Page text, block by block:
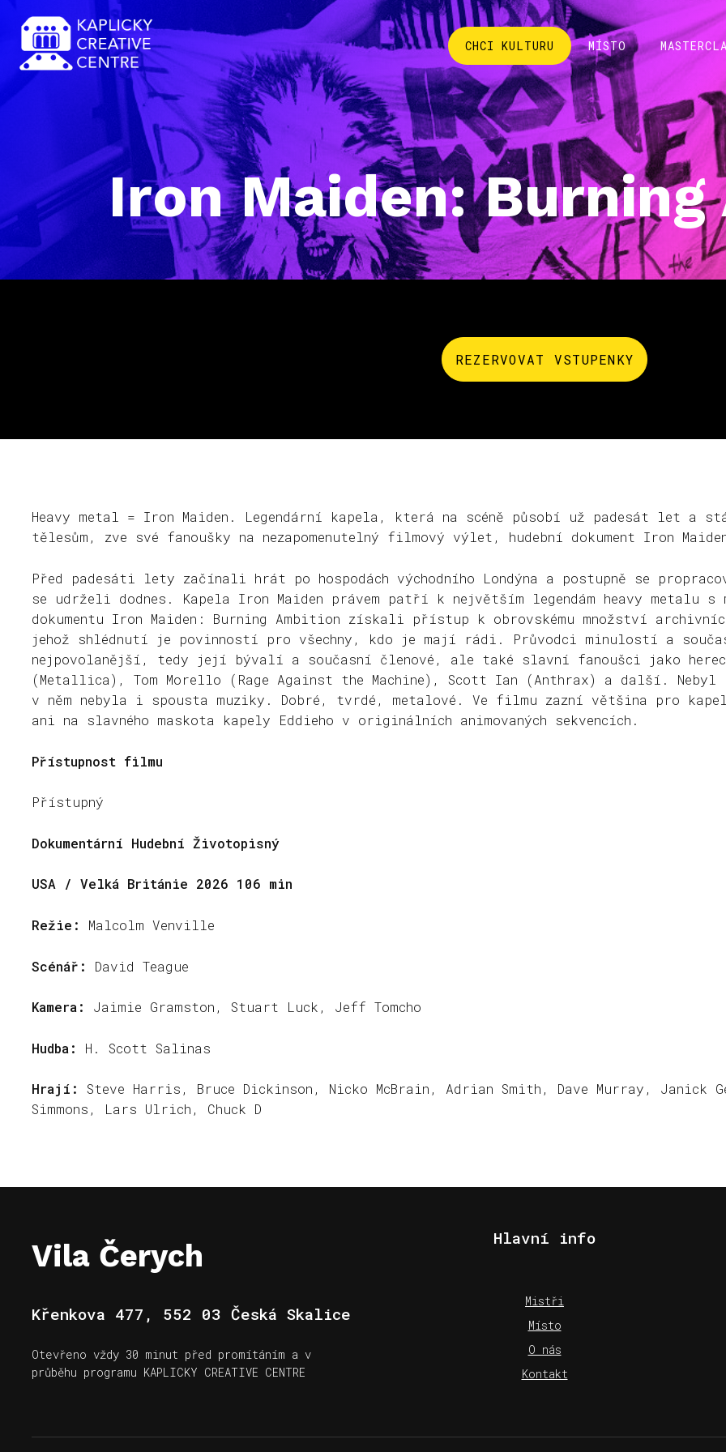
CHCI KULTURU MÍSTO
Iron Maiden:
REZERVOVAT VSTUPENKY
Heavy metal = Iron Maiden. Legendární kapela, která na scéně působí už padesát let a
tělesům, zve své fanoušky na nezapomenutelný filmový výlet, hudební dokument Iron
Před padesáti lety začínali hrát po hospodách východního Londýna a postupně se
se udrželi dodnes. Kapela Iron Maiden právem patří k největším legendám heavy metalu
dokumentu Iron Maiden: Burning Ambition získali přístup k obrovskému množství
jehož shlédnutí je povinností pro všechny, kdo je mají rádi. Průvodci minulostí a
nejpovolanější, tedy její bývalí a současní členové, ale také slavní fanoušci jako herec
(Metallica), Tom Morello (Rage Against the Machine), Scott Ian (Anthrax) a další. Nebyl
v něm nebyla i spousta muziky. Dobré, tvrdé, metalové. Ve filmu zazní většina pro
ani na slavného maskota kapely Eddieho v originálních animovaných sekvencích.
Přístupnost filmu
Přístupný
Dokumentární Hudební Životopisný
USA / Velká Británie 2026 106 min
Režie: Malcolm Venville
Scénář: David Teague
Kamera: Jaimie Gramston, Stuart Luck, Jeff Tomcho
Hudba: H. Scott Salinas
Hrají: Steve Harris, Bruce Dickinson, Nicko McBrain, Adrian Smith, Dave Murray, Janick
Simmons, Lars Ulrich, Chuck D
Vila Čerych
Křenkova 477, 552 03 Česká Skalice
Otevřeno vždy 30 minut před promítáním a v
průběhu programu KAPLICKY CREATIVE CENTRE
Hlavní info
Mistři
Místo
O nás
Kontakt